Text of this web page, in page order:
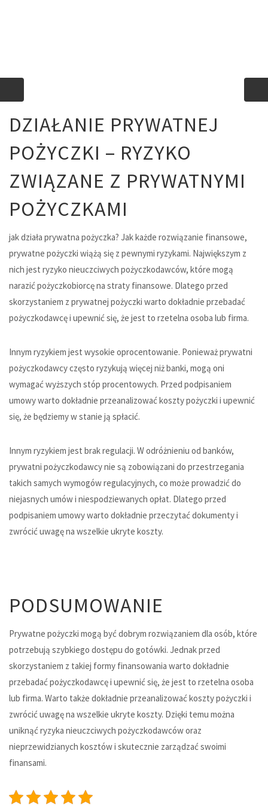
DZIAŁANIE PRYWATNEJ
POŻYCZKI – RYZYKO
ZWIĄZANE Z PRYWATNYMI
POŻYCZKAMI
jak działa prywatna pożyczka? Jak każde rozwiązanie finansowe,
prywatne pożyczki wiążą się z pewnymi ryzykami. Największym z
nich jest ryzyko nieuczciwych pożyczkodawców, które mogą
narazić pożyczkobiorcę na straty finansowe. Dlatego przed
skorzystaniem z prywatnej pożyczki warto dokładnie przebadać
pożyczkodawcę i upewnić się, że jest to rzetelna osoba lub firma.
Innym ryzykiem jest wysokie oprocentowanie. Ponieważ prywatni
pożyczkodawcy często ryzykują więcej niż banki, mogą oni
wymagać wyższych stóp procentowych. Przed podpisaniem
umowy warto dokładnie przeanalizować koszty pożyczki i upewnić
się, że będziemy w stanie ją spłacić.
Innym ryzykiem jest brak regulacji. W odróżnieniu od banków,
prywatni pożyczkodawcy nie są zobowiązani do przestrzegania
takich samych wymogów regulacyjnych, co może prowadzić do
niejasnych umów i niespodziewanych opłat. Dlatego przed
podpisaniem umowy warto dokładnie przeczytać dokumenty i
zwrócić uwagę na wszelkie ukryte koszty.
PODSUMOWANIE
Prywatne pożyczki mogą być dobrym rozwiązaniem dla osób, które
potrzebują szybkiego dostępu do gotówki. Jednak przed
skorzystaniem z takiej formy finansowania warto dokładnie
przebadać pożyczkodawcę i upewnić się, że jest to rzetelna osoba
lub firma. Warto także dokładnie przeanalizować koszty pożyczki i
zwrócić uwagę na wszelkie ukryte koszty. Dzięki temu można
uniknąć ryzyka nieuczciwych pożyczkodawców oraz
nieprzewidzianych kosztów i skutecznie zarządzać swoimi
finansami.